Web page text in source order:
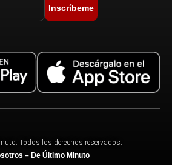
Inscríbeme
Todos los derechos reservados.
– De Último Minuto